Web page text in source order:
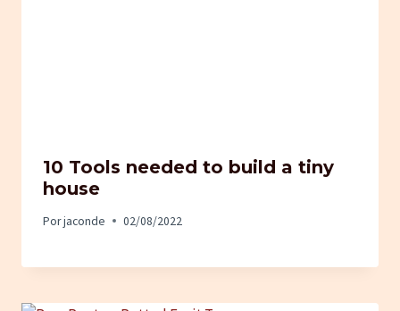
10 Tools needed to build a tiny
house
Porjaconde 02/08/2022